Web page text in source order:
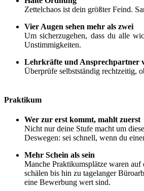
Zettelchaos ist dein größter Feind.
Vier Augen sehen mehr als zwei
Um sicherzugehen, dass du alle
Unstimmigkeiten.
Lehrkräfte und Ansprechpartner
Überprüfe selbstständig rechtzeitig,
Praktikum
Wer zur erst kommt, mahlt zuerst
Nicht nur deine Stufe macht um
Deswegen: sei schnell, wenn du
Mehr Schein als sein
Manche Praktikumsplätze waren
schälen bis hin zu tagelanger
eine Bewerbung wert sind.